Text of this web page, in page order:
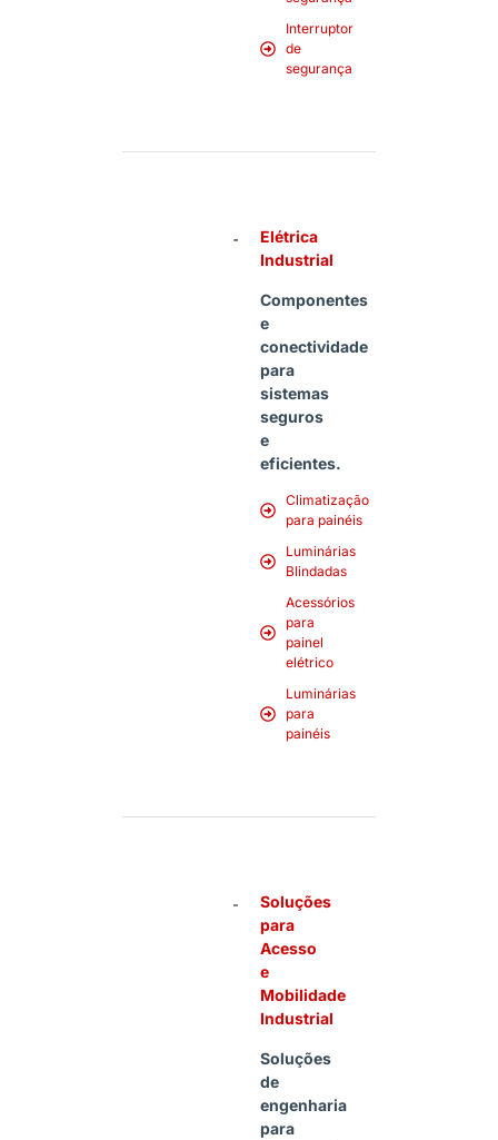
Interruptor
de
segurança
Elétrica
Industrial
Componentes
e
conectividade
para
sistemas
seguros
e
eficientes.
Climatização
para painéis
Luminárias
Blindadas
Acessórios
para
painel
elétrico
Luminárias
para
painéis
Soluções
para
Acesso
e
Mobilidade
Industrial
Soluções
de
engenharia
para